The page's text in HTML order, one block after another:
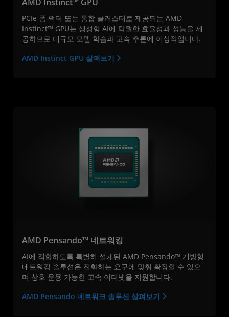
PCIe 폼 팩터 또는 통합 클러스터로 제공되는 AMD
Instinct™ GPU는 생성형 AI에 탁월한 효율성과 성능을 제
공하므로 대규모 모델 학습과 고속 추론에 이상적입니다.
AMD Instinct GPU 살펴보기
AMD Pensando™ 네트워킹
AI에 적합하도록 특별히 설계된 AMD Pensando™ 개방형
네트워킹 솔루션은 진화하는 요구에 맞춰 확장할 수 있으
며 상호 운용 가능한 고속 이더넷을 지원합니다.
AMD Pensando 네트워크 솔루션 살펴보기